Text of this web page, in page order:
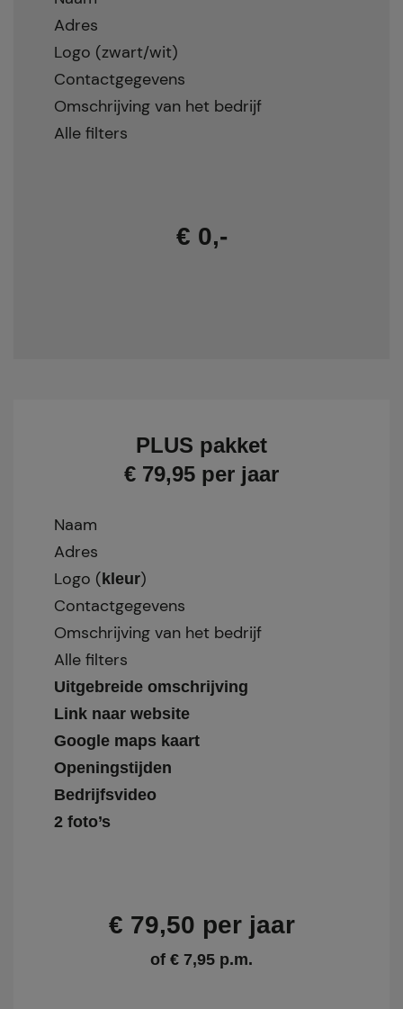
Adres
Logo (zwart/wit)
Contactgegevens
Omschrijving van het bedrijf
Alle filters
€ 0,-
PLUS pakket
€ 79,95 per jaar
Naam
Adres
Logo ( kleur)
Contactgegevens
Omschrijving van het bedrijf
Alle filters
Uitgebreide omschrijving
Link naar website
Google maps kaart
Openingstijden
Bedrijfsvideo
2 foto’s
€ 79,50 per jaar
of € 7,95 p.m.